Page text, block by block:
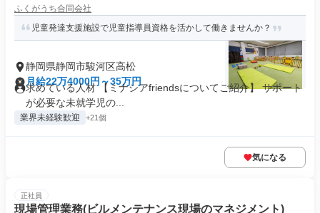
ふくがうち合同会社
児童発達支援施設で児童指導員資格を活かして働きませんか？
静岡県静岡市駿河区高松
月給22万4000円～35万円
求めている人材 【ミナシアfriendsについてご紹介】 サポート
が必要な未就学児の...
業界未経験歓迎 +21個
気になる
正社員
現場管理業務(ビルメンテナンス現場のマネジメント)